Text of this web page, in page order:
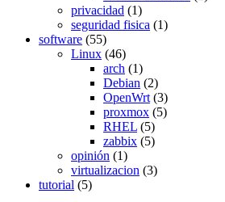
privacidad (1)
seguridad fisica (1)
software (55)
Linux (46)
arch (1)
Debian (2)
OpenWrt (3)
proxmox (5)
RHEL (5)
zabbix (5)
opinión (1)
virtualizacion (3)
tutorial (5)